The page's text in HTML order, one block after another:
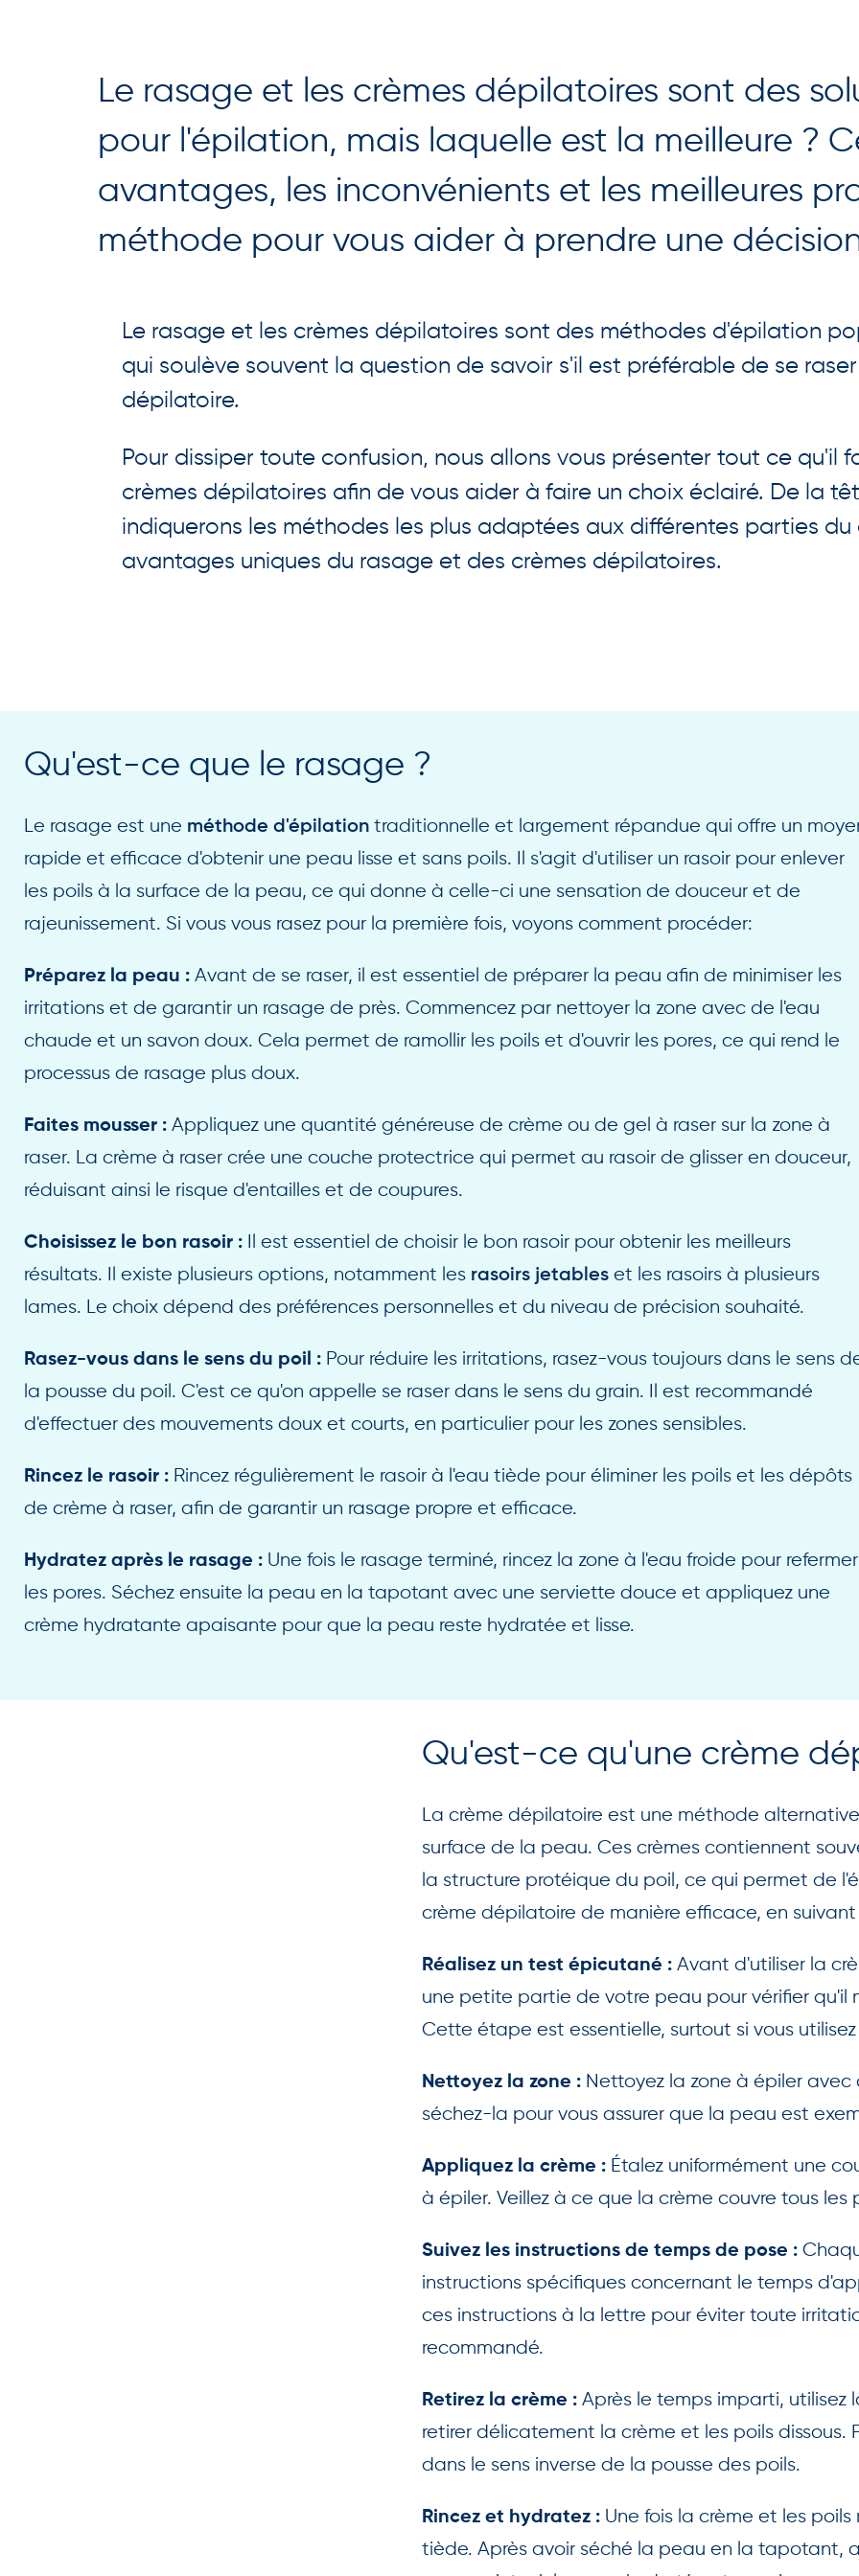
Le rasage et les crèmes dépilatoires sont des
pour l'épilation, mais laquelle est la meilleure ?
avantages, les inconvénients et les meilleures
méthode pour vous aider à prendre une
Le rasage et les crèmes dépilatoires sont des méthodes d'épilation
qui soulève souvent la question de savoir s'il est préférable de se
dépilatoire.
Pour dissiper toute confusion, nous allons vous présenter tout ce qu'il
crèmes dépilatoires afin de vous aider à faire un choix éclairé. De la
indiquerons les méthodes les plus adaptées aux différentes parties
avantages uniques du rasage et des crèmes dépilatoires.
Qu'est-ce que le rasage ?
Le rasage est une méthode d'épilation traditionnelle et largement répandue qui offre un
rapide et efficace d'obtenir une peau lisse et sans poils. Il s'agit d'utiliser un rasoir pour enlever
les poils à la surface de la peau, ce qui donne à celle-ci une sensation de douceur et de
rajeunissement. Si vous vous rasez pour la première fois, voyons comment procéder:
Préparez la peau : Avant de se raser, il est essentiel de préparer la peau afin de minimiser les
irritations et de garantir un rasage de près. Commencez par nettoyer la zone avec de l'eau
chaude et un savon doux. Cela permet de ramollir les poils et d'ouvrir les pores, ce qui rend le
processus de rasage plus doux.
Faites mousser : Appliquez une quantité généreuse de crème ou de gel à raser sur la zone à
raser. La crème à raser crée une couche protectrice qui permet au rasoir de glisser en douceur,
réduisant ainsi le risque d'entailles et de coupures.
Choisissez le bon rasoir : Il est essentiel de choisir le bon rasoir pour obtenir les meilleurs
résultats. Il existe plusieurs options, notamment les rasoirs jetables et les rasoirs à plusieurs
lames. Le choix dépend des préférences personnelles et du niveau de précision souhaité.
Rasez-vous dans le sens du poil : Pour réduire les irritations, rasez-vous toujours dans le sens
la pousse du poil. C'est ce qu'on appelle se raser dans le sens du grain. Il est recommandé
d'effectuer des mouvements doux et courts, en particulier pour les zones sensibles.
Rincez le rasoir : Rincez régulièrement le rasoir à l'eau tiède pour éliminer les poils et les dépôts
de crème à raser, afin de garantir un rasage propre et efficace.
Hydratez après le rasage : Une fois le rasage terminé, rincez la zone à l'eau froide pour refermer
les pores. Séchez ensuite la peau en la tapotant avec une serviette douce et appliquez une
crème hydratante apaisante pour que la peau reste hydratée et lisse.
Qu'est-ce qu'une crème
La crème dépilatoire est une méthode
surface de la peau. Ces crèmes contiennent
la structure protéique du poil, ce qui permet de
crème dépilatoire de manière efficace, en
Réalisez un test épicutané : Avant d'utiliser la
une petite partie de votre peau pour vérifier qu'il
Cette étape est essentielle, surtout si vous
Nettoyez la zone : Nettoyez la zone à épiler
séchez-la pour vous assurer que la peau est
Appliquez la crème : Étalez uniformément une
à épiler. Veillez à ce que la crème couvre tous les
Suivez les instructions de temps de pose :
instructions spécifiques concernant le temps
ces instructions à la lettre pour éviter toute
recommandé.
Retirez la crème : Après le temps imparti, utilisez
retirer délicatement la crème et les poils dissous.
dans le sens inverse de la pousse des poils.
Rincez et hydratez : Une fois la crème et les
tiède. Après avoir séché la peau en la tapotant,